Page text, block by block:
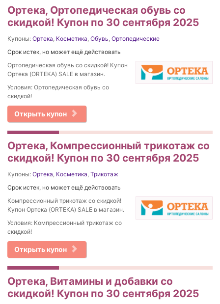
Ортека, Ортопедическая обувь со
скидкой! Купон по 30 сентября 2025
Купоны: Ортека Косметика Обувь Ортопедические
Срок истек, но может ещё действовать
Ортопедическая обувь со скидкой! Купон
Ортека (ORTEKA) SALE в магазин.
Условия: Ортопедическая обувь со
скидкой!
Открыть купон
Ортека, Компрессионный трикотаж со
скидкой! Купон по 30 сентября 2025
Купоны: Ортека Косметика Трикотаж
Срок истек, но может ещё действовать
Компрессионный трикотаж со скидкой!
Купон Ортека (ORTEKA) SALE в магазин.
Условия: Компрессионный трикотаж со
скидкой!
Открыть купон
Ортека, Витамины и добавки со
скидкой! Купон по 30 сентября 2025